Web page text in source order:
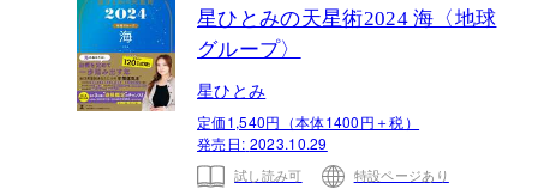
星ひとみの天星術2024 海〈地球
グループ〉
星ひとみ
定価1,540円（本体1400円＋税）
発売日: 2023.10.29
試し読み可 特設ページあり